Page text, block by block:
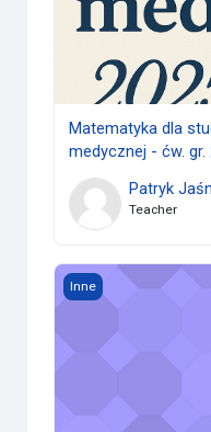
Matematyka dla
medycznej - ćw.
Patryk
Teacher
Podstawy ochrony
Inne